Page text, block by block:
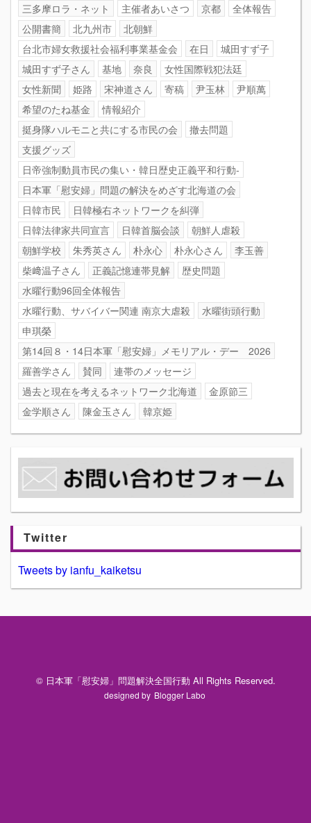
三多摩ロラ・ネット
主催者あいさつ 京都
全体報告
公開書簡
北九州市
北朝鮮
台北市婦女救援社会福利事業基金会
在日
城田すず子
城田すず子さん
基地 奈良
女性国際戦犯法廷
女性新聞
姫路 宋神道さん 寄稿 尹玉林
尹順萬
希望のたね基金
情報紹介
挺身隊ハルモニと共にする市民の会
撤去問題
支援グッズ
日帝強制動員市民の集い・韓日歴史正義平和行動-
日本軍「慰安婦」問題の解決をめざす北海道の会
日韓市民
日韓極右ネットワークを糾弾
日韓法律家共同宣言
日韓首脳会談
朝鮮人虐殺
朝鮮学校
朱秀英さん 朴永心 朴永心さん
李玉善
柴﨑温子さん
正義記憶連帯見解
歴史問題
水曜行動96回全体報告
水曜行動、サバイバー関連 南京大虐殺
水曜街頭行動
申琪榮
第14回８・14日本軍「慰安婦」メモリアル・デー 2026
羅善学さん
賛同
連帯のメッセージ
過去と現在を考えるネットワーク北海道
金原節三
金学順さん
陳金玉さん 韓京姫
Twitter
Tweets by ianfu_kaiketsu
© 日本軍「慰安婦」問題解決全国行動 All Rights Reserved.
designed by Blogger Labo